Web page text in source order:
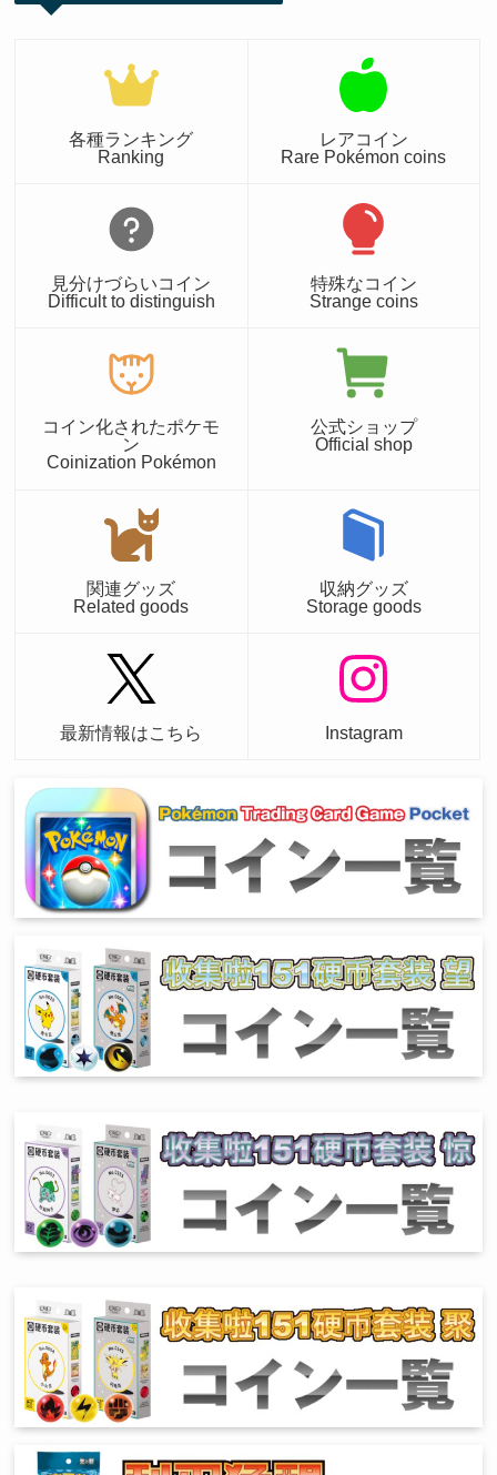
各種ランキング
Ranking
レアコイン
Rare Pokémon coins
見分けづらいコイン
Difficult to distinguish
特殊なコイン
Strange coins
コイン化されたポケモ
ン
Coinization Pokémon
公式ショップ
Official shop
関連グッズ
Related goods
収納グッズ
Storage goods
最新情報はこちら Instagram